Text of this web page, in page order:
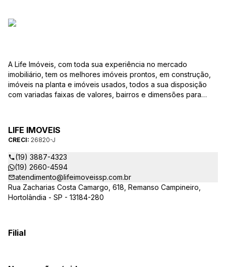
A Life Imóveis, com toda sua experiência no mercado
imobiliário, tem os melhores imóveis prontos, em construção,
imóveis na planta e imóveis usados, todos a sua disposição
com variadas faixas de valores, bairros e dimensões para
as suas dúvidas sobre casas, apartamentos, terrenos, salas
comerciais e outros produtos imobiliários.
LIFE IMOVEIS
CRECI: 26820-J
(19) 3887-4323
(19) 2660-4594
atendimento@lifeimoveissp.com.br
Rua Zacharias Costa Camargo, 618, Remanso Campineiro,
Hortolândia - SP - 13184-280
Filial